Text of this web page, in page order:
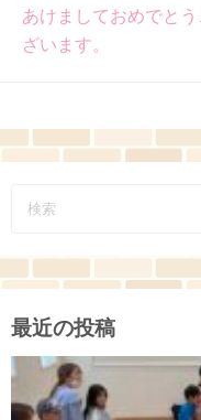
あけましておめでとう
ざいます。
最近の投稿